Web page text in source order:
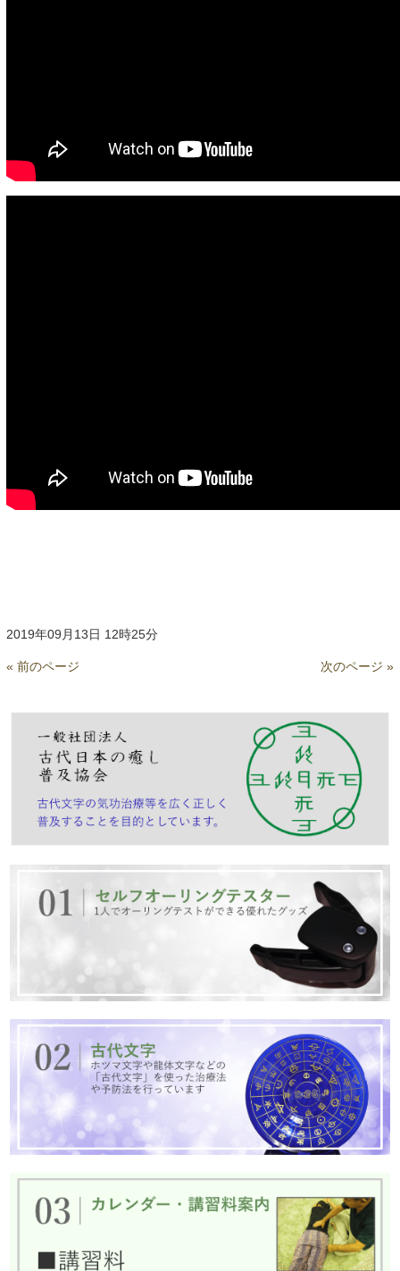
2019年09月13日 12時25分
« 前のページ 次のページ »